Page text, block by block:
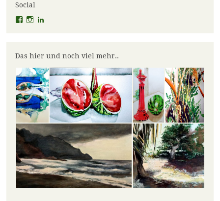
Social
Profil
anzeigen
Profil
anzeigen
anzeigen
Das hier und noch viel mehr..